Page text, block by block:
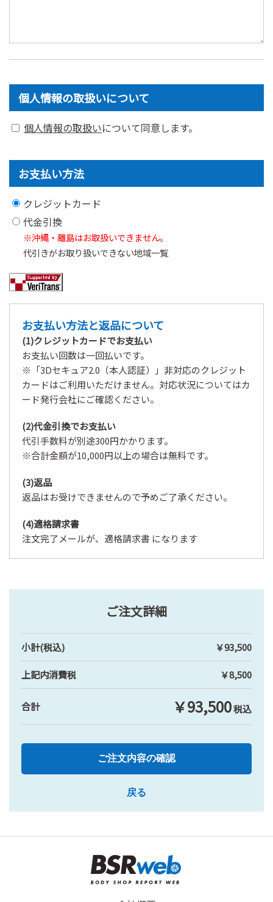
個人情報の取扱いについて
個人情報の取扱いについて同意します。
お支払い方法
クレジットカード
代金引換
※沖縄・離島はお取扱いできません。
代引きがお取り扱いできない地域一覧
お支払い方法と返品について
(1)クレジットカードでお支払い
お支払い回数は一回払いです。
※「3Dセキュア2.0（本人認証）」非対応のクレジット
カードはご利用いただけません。対応状況についてはカ
ード発行会社にご確認ください。
(2)代金引換でお支払い
代引手数料が別途300円かかります。
※合計金額が10,000円以上の場合は無料です。
(3)返品
返品はお受けできませんので予めご了承ください。
(4)適格請求書
注文完了メールが、適格請求書 になります
ご注文詳細
小計(税込) ￥93,500
上記内消費税 ￥8,500
合計 ￥93,500税込
ご注文内容の確認
戻る